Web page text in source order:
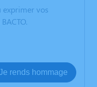
exprimer vos
rends hommage